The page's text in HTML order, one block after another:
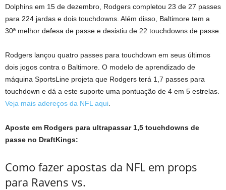
Dolphins em 15 de dezembro, Rodgers completou 23 de 27 passes
para 224 jardas e dois touchdowns. Além disso, Baltimore tem a
30ª melhor defesa de passe e desistiu de 22 touchdowns de passe.
Rodgers lançou quatro passes para touchdown em seus últimos
dois jogos contra o Baltimore. O modelo de aprendizado de
máquina SportsLine projeta que Rodgers terá 1,7 passes para
touchdown e dá a este suporte uma pontuação de 4 em 5 estrelas.
Veja mais adereços da NFL aqui
Aposte em Rodgers para ultrapassar 1,5 touchdowns de
passe no DraftKings:
Como fazer apostas da NFL em props
para Ravens vs.